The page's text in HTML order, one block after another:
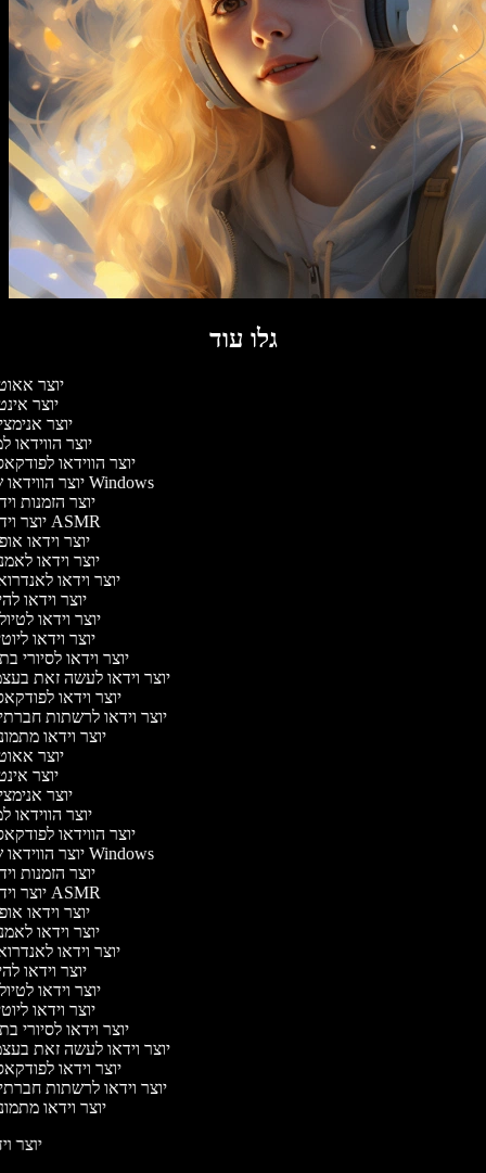
גלו עוד
יוצר
יוצר
יוצר
יוצר הווידאו
יוצר הווידאו
יוצר הווידאו של Windows
יוצר הזמנות
יוצר וידאו ASMR
יוצר וידאו
יוצר וידאו
יוצר וידאו
יוצר וידאו
יוצר וידאו
יוצר וידאו
יוצר וידאו לסיורי
יוצר וידאו לעשה זאת
יוצר וידאו
יוצר וידאו לרשתות
יוצר וידאו
יוצר
יוצר
יוצר
יוצר הווידאו
יוצר הווידאו
יוצר הווידאו של Windows
יוצר הזמנות
יוצר וידאו ASMR
יוצר וידאו
יוצר וידאו
יוצר וידאו
יוצר וידאו
יוצר וידאו
יוצר וידאו
יוצר וידאו לסיורי
יוצר וידאו לעשה זאת
יוצר וידאו
יוצר וידאו לרשתות
יוצר וידאו
יוצר